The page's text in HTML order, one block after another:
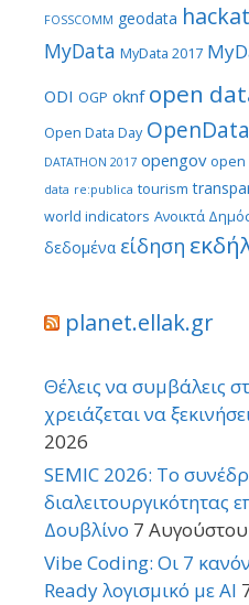
FOSSCOMM geodata
MyData MyData 2017
ODI OGP oknf open
Open Data Day
DATATHON 2017 opengov open
data re:publica tourism
world indicators Ανοικτά
δεδομένα είδηση
planet.ellak.gr
Θέλεις να συμβάλεις
χρειάζεται να
2026
SEMIC 2026: Το
διαλειτουργικότητας
Δουβλίνο 7
Vibe Coding: Οι 7
Ready λογισμικό με AI